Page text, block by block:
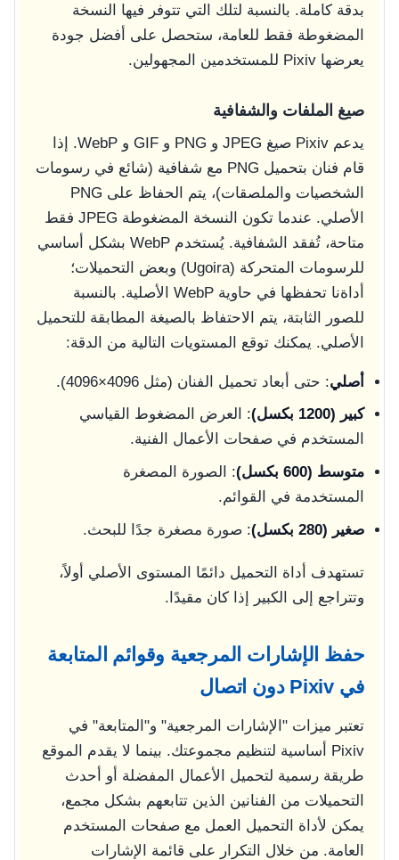
بدقة كاملة. بالنسبة لتلك التي تتوفر فيها النسخة
المضغوطة فقط للعامة، ستحصل على أفضل جودة
يعرضها Pixiv للمستخدمين المجهولين.
صيغ الملفات والشفافية
يدعم Pixiv صيغ JPEG و PNG و GIF و WebP. إذا
قام فنان بتحميل PNG مع شفافية (شائع في رسومات
الشخصيات والملصقات)، يتم الحفاظ على PNG
الأصلي. عندما تكون النسخة المضغوطة JPEG فقط
متاحة، تُفقد الشفافية. يُستخدم WebP بشكل أساسي
للرسومات المتحركة (Ugoira) وبعض التحميلات؛
أداةنا تحفظها في حاوية WebP الأصلية. بالنسبة
للصور الثابتة، يتم الاحتفاظ بالصيغة المطابقة للتحميل
الأصلي. يمكنك توقع المستويات التالية من الدقة:
أصلي: حتى أبعاد تحميل الفنان (مثل 4096×4096).
كبير (1200 بكسل)
: العرض المضغوط القياسي
المستخدم في صفحات الأعمال الفنية.
متوسط (600 بكسل)
: الصورة المصغرة
المستخدمة في القوائم.
صغير (280 بكسل)
: صورة مصغرة جدًا للبحث.
تستهدف أداة التحميل دائمًا المستوى الأصلي أولاً،
وتتراجع إلى الكبير إذا كان مقيدًا.
حفظ الإشارات المرجعية وقوائم المتابعة
في Pixiv دون اتصال
تعتبر ميزات "الإشارات المرجعية" و"المتابعة" في
Pixiv أساسية لتنظيم مجموعتك. بينما لا يقدم الموقع
طريقة رسمية لتحميل الأعمال المفضلة أو أحدث
التحميلات من الفنانين الذين تتابعهم بشكل مجمع،
يمكن لأداة التحميل العمل مع صفحات المستخدم
العامة. من خلال التكرار على قائمة الإشارات